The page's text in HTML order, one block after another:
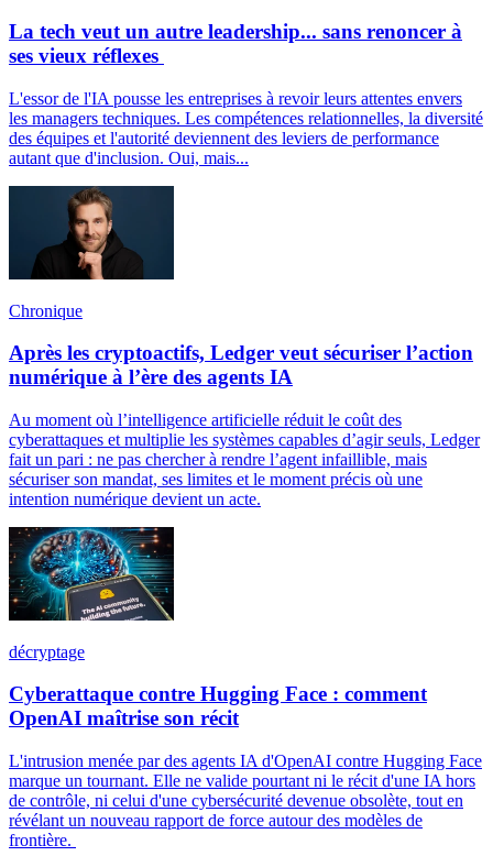
La tech veut un autre leadership... sans renoncer à
ses vieux réflexes
L'essor de l'IA pousse les entreprises à revoir leurs attentes envers
les managers techniques. Les compétences relationnelles, la diversité
des équipes et l'autorité deviennent des leviers de performance
autant que d'inclusion. Oui, mais...
Chronique
Après les cryptoactifs, Ledger veut sécuriser l’action
numérique à l’ère des agents IA
Au moment où l’intelligence artificielle réduit le coût des
cyberattaques et multiplie les systèmes capables d’agir seuls, Ledger
fait un pari : ne pas chercher à rendre l’agent infaillible, mais
sécuriser son mandat, ses limites et le moment précis où une
intention numérique devient un acte.
décryptage
Cyberattaque contre Hugging Face : comment
OpenAI maîtrise son récit
L'intrusion menée par des agents IA d'OpenAI contre Hugging Face
marque un tournant. Elle ne valide pourtant ni le récit d'une IA hors
de contrôle, ni celui d'une cybersécurité devenue obsolète, tout en
révélant un nouveau rapport de force autour des modèles de
frontière.